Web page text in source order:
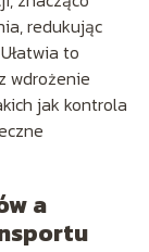
redukując
to
wdrożenie
jak kontrola
a